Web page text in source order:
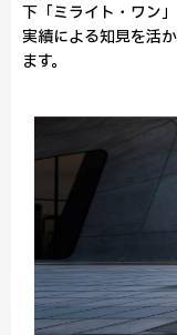
下「ミライト・ワン
実績による知見を活
ます。